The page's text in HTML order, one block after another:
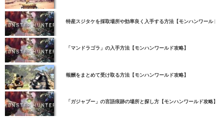
特産スジタケを採取場所や効率良く入手する方法【モンハンワールド
「マンドラゴラ」の入手方法【モンハンワールド攻略】
報酬をまとめて受け取る方法【モンハンワールド攻略】
「ガジャブー」の言語痕跡の場所と探し方【モンハンワールド攻略】